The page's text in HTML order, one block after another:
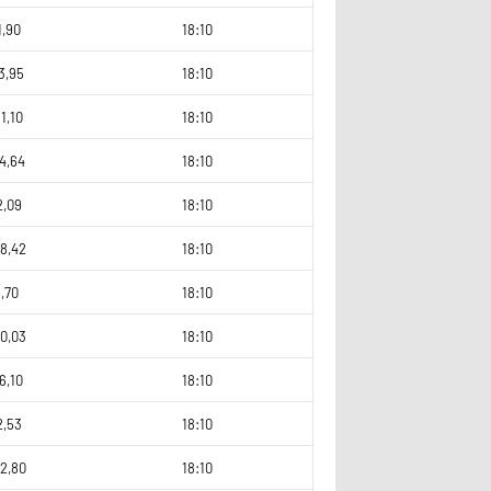
18:10
18:10
18:10
18:10
18:10
18:10
18:10
18:10
18:10
18:10
18:10